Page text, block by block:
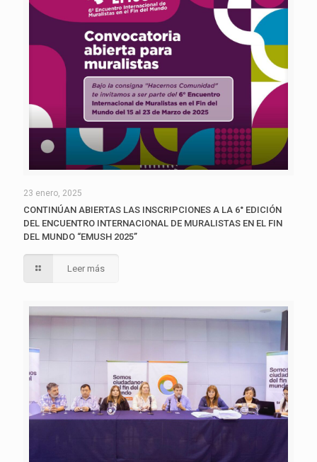
23 enero, 2025
CONTINÚAN ABIERTAS LAS INSCRIPCIONES A LA 6° EDICIÓN
DEL ENCUENTRO INTERNACIONAL DE MURALISTAS EN EL FIN
DEL MUNDO “EMUSH 2025”
Leer más